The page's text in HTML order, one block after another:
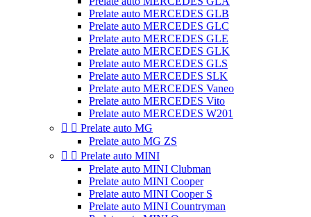
Prelate auto MERCEDES GLB
Prelate auto MERCEDES GLC
Prelate auto MERCEDES GLE
Prelate auto MERCEDES GLK
Prelate auto MERCEDES GLS
Prelate auto MERCEDES SLK
Prelate auto MERCEDES Vaneo
Prelate auto MERCEDES Vito
Prelate auto MERCEDES W201
  Prelate auto MG
Prelate auto MG ZS
  Prelate auto MINI
Prelate auto MINI Clubman
Prelate auto MINI Cooper
Prelate auto MINI Cooper S
Prelate auto MINI Countryman